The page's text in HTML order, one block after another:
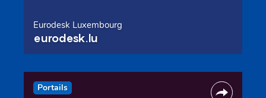
Eurodesk Luxembourg
eurodesk.lu
Portails